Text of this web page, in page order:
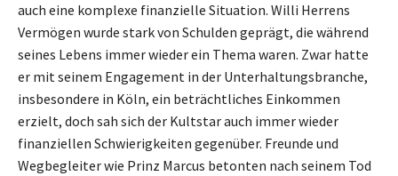
auch eine komplexe finanzielle Situation. Willi Herrens
Vermögen wurde stark von Schulden geprägt, die während
seines Lebens immer wieder ein Thema waren. Zwar hatte
er mit seinem Engagement in der Unterhaltungsbranche,
insbesondere in Köln, ein beträchtliches Einkommen
erzielt, doch sah sich der Kultstar auch immer wieder
finanziellen Schwierigkeiten gegenüber. Freunde und
Wegbegleiter wie Prinz Marcus betonten nach seinem Tod